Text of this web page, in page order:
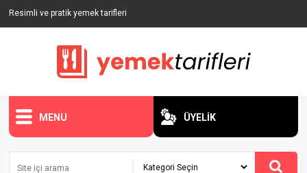
Resimli ve pratik yemek tarifleri
MENU ÜYELİK